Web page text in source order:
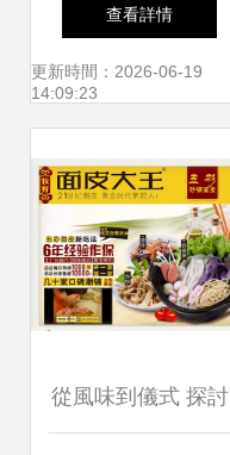
未來餐飲管理新紀
查看詳情
更新時間：2026-06-19
14:09:23
從風味到儀式 探討